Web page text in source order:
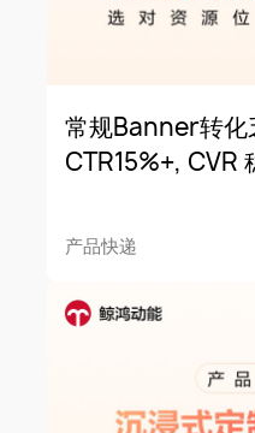
常规Banner转化
CTR15%+, CVR
产品快递